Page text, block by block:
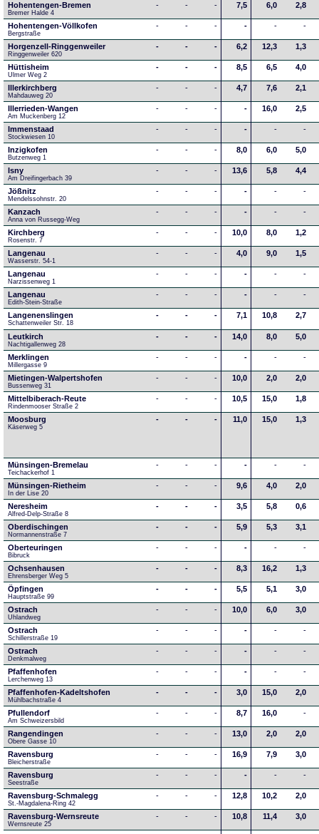
Hohentengen-Bremen
Bremer Halde 4
- - - 7,5 6,0 2,8
Hohentengen-Völlkofen
Bergstraße
- - - - - -
Horgenzell-Ringgenweiler
Ringgenweiler 620
- - - 6,2 12,3 1,3
Hüttisheim
Ulmer Weg 2
- - - 8,5 6,5 4,0
Illerkirchberg
Mahdauweg 20
- - - 4,7 7,6 2,1
Illerrieden-Wangen
Am Muckenberg 12
- - - - 16,0 2,5
Immenstaad
Stockwiesen 10
- - - - - -
Inzigkofen
Butzenweg 1
- - - 8,0 6,0 5,0
Isny
Am Dreifingerbach 39
- - - 13,6 5,8 4,4
Jößnitz
Mendelssohnstr. 20
- - - - - -
Kanzach
Anna von Russegg-Weg
- - - - - -
Kirchberg
Rosenstr. 7
- - - 10,0 8,0 1,2
Langenau
Wasserstr. 54-1
- - - 4,0 9,0 1,5
Langenau
Narzissenweg 1
- - - - - -
Langenau
Edith-Stein-Straße
- - - - - -
Langenenslingen
Schattenweiler Str. 18
- - - 7,1 10,8 2,7
Leutkirch
Nachtigallenweg 28
- - - 14,0 8,0 5,0
Merklingen
Millergasse 9
- - - - - -
Mietingen-Walpertshofen
Bussenweg 31
- - - 10,0 2,0 2,0
Mittelbiberach-Reute
Rindenmooser Straße 2
- - - 10,5 15,0 1,8
Moosburg
Käserweg 5
- - - 11,0 15,0 1,3
Münsingen-Bremelau
Teichackerhof 1
- - - - - -
Münsingen-Rietheim
In der Lise 20
- - - 9,6 4,0 2,0
Neresheim
Alfred-Delp-Straße 8
- - - 3,5 5,8 0,6
Oberdischingen
Normannenstraße 7
- - - 5,9 5,3 3,1
Oberteuringen
Bibruck
- - - - - -
Ochsenhausen
Ehrensberger Weg 5
- - - 8,3 16,2 1,3
Öpfingen
Hauptstraße 99
- - - 5,5 5,1 3,0
Ostrach
Uhlandweg
- - - 10,0 6,0 3,0
Ostrach
Schillerstraße 19
- - - - - -
Ostrach
Denkmalweg
- - - - - -
Pfaffenhofen
Lerchenweg 13
- - - - - -
Pfaffenhofen-Kadeltshofen
Mühlbachstraße 4
- - - 3,0 15,0 2,0
Pfullendorf
Am Schweizersbild
- - - 8,7 16,0 -
Rangendingen
Obere Gasse 10
- - - 13,0 2,0 2,0
Ravensburg
Bleicherstraße
- - - 16,9 7,9 3,0
Ravensburg
Seestraße
- - - - - -
Ravensburg-Schmalegg
St.-Magdalena-Ring 42
- - - 12,8 10,2 2,0
Ravensburg-Wernsreute
Wernsreute 25
- - - 10,8 11,4 3,0